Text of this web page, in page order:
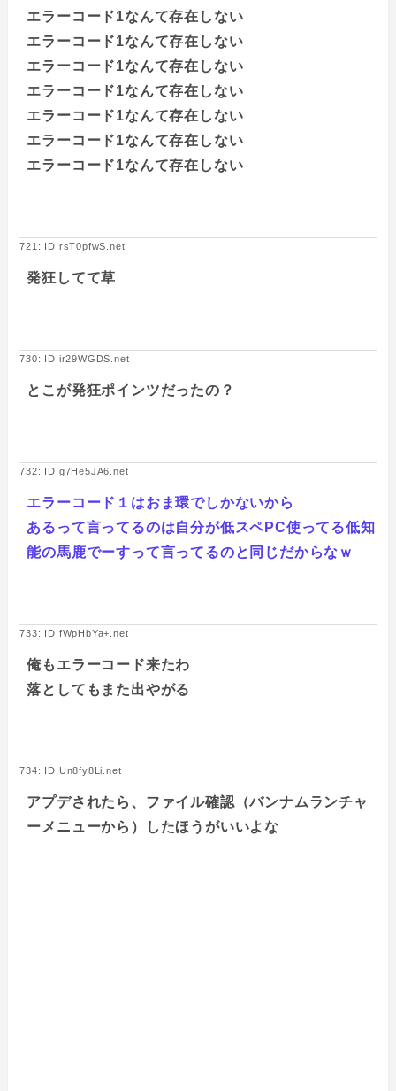
エラーコード1なんて存在しない
エラーコード1なんて存在しない
エラーコード1なんて存在しない
エラーコード1なんて存在しない
エラーコード1なんて存在しない
エラーコード1なんて存在しない
エラーコード1なんて存在しない
721: ID:rsT0pfwS.net
発狂してて草
730: ID:ir29WGDS.net
とこが発狂ポインツだったの？
732: ID:g7He5JA6.net
エラーコード１はおま環でしかないから
あるって言ってるのは自分が低スペPC使ってる低知
能の馬鹿でーすって言ってるのと同じだからなｗ
733: ID:fWpHbYa+.net
俺もエラーコード来たわ
落としてもまた出やがる
734: ID:Un8fy8Li.net
アプデされたら、ファイル確認（バンナムランチャ
ーメニューから）したほうがいいよな